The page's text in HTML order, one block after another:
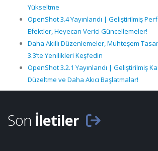
Yükseltme
OpenShot 3.4 Yayınlandı | Geliştirilmiş
Efektler, Heyecan Verici Güncellemeler!
Daha Akıllı Düzenlemeler, Muhteşem
3.3’te Yenilikleri Keşfedin
OpenShot 3.2.1 Yayınlandı | Geliştirilmiş
Düzeltme ve Daha Akıcı Başlatmalar!
Son İletiler